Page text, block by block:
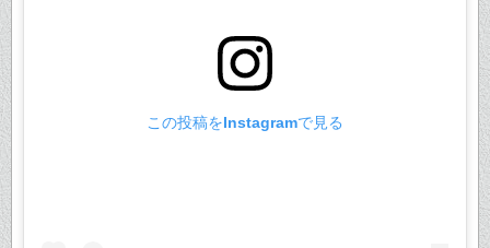
この投稿をInstagramで見る